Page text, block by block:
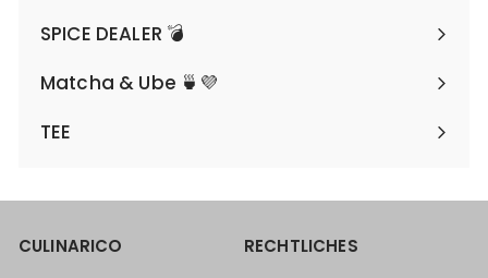
SPICE DEALER 💣
Matcha & Ube 🍵💜
TEE
CULINARICO RECHTLICHES